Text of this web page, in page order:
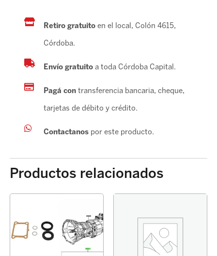
Retiro gratuito en el local, Colón 4615,
Córdoba.
Envío gratuitoa toda Córdoba Capital.
Pagá contransferencia bancaria, cheque,
tarjetas de débito y crédito.
Contactanospor este producto.
Productos relacionados